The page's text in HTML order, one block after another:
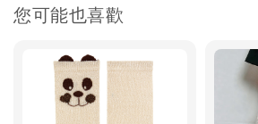
您可能也喜歡